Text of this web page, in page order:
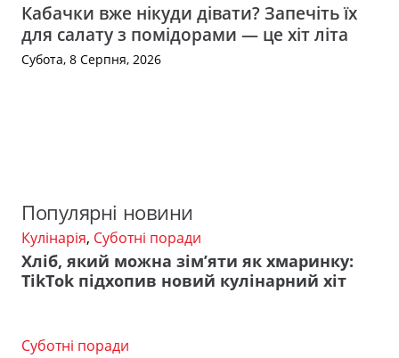
Кабачки вже нікуди дівати? Запечіть їх
для салату з помідорами — це хіт літа
Субота, 8 Серпня, 2026
Популярні новини
Кулінарія, Суботні поради
Хліб, який можна зім’яти як хмаринку:
TikTok підхопив новий кулінарний хіт
Суботні поради